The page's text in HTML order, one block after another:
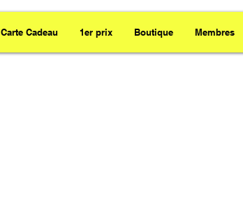
Carte Cadeau 1er prix Boutique Membres